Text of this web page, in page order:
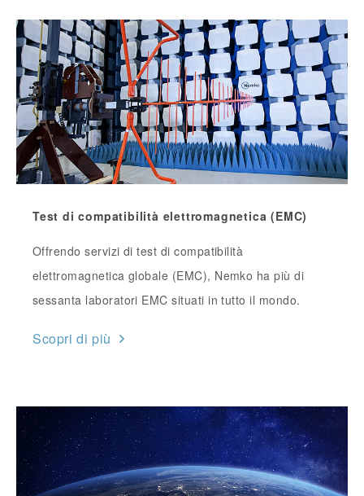
Test di compatibilità elettromagnetica (EMC)
Offrendo servizi di test di compatibilità
elettromagnetica globale (EMC), Nemko ha più di
sessanta laboratori EMC situati in tutto il mondo.
Scopri di più